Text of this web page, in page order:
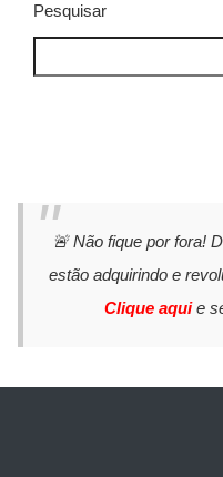
Pesquisar
🚨 Não fique por fora!
estão adquirindo e
Clique aquie